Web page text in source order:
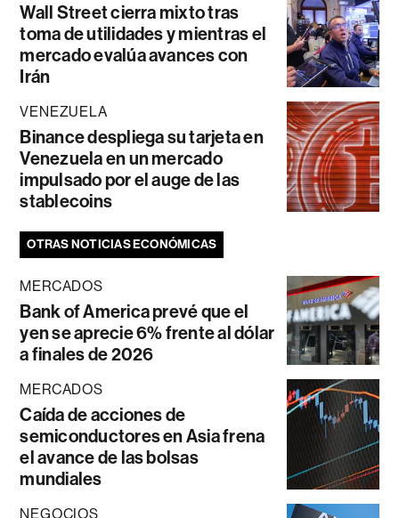
Wall Street cierra mixto tras
toma de utilidades y mientras el
mercado evalúa avances con
Irán
VENEZUELA
Binance despliega su tarjeta en
Venezuela en un mercado
impulsado por el auge de las
stablecoins
OTRAS NOTICIAS ECONÓMICAS
MERCADOS
Bank of America prevé que el
yen se aprecie 6% frente al dólar
a finales de 2026
MERCADOS
Caída de acciones de
semiconductores en Asia frena
el avance de las bolsas
mundiales
NEGOCIOS